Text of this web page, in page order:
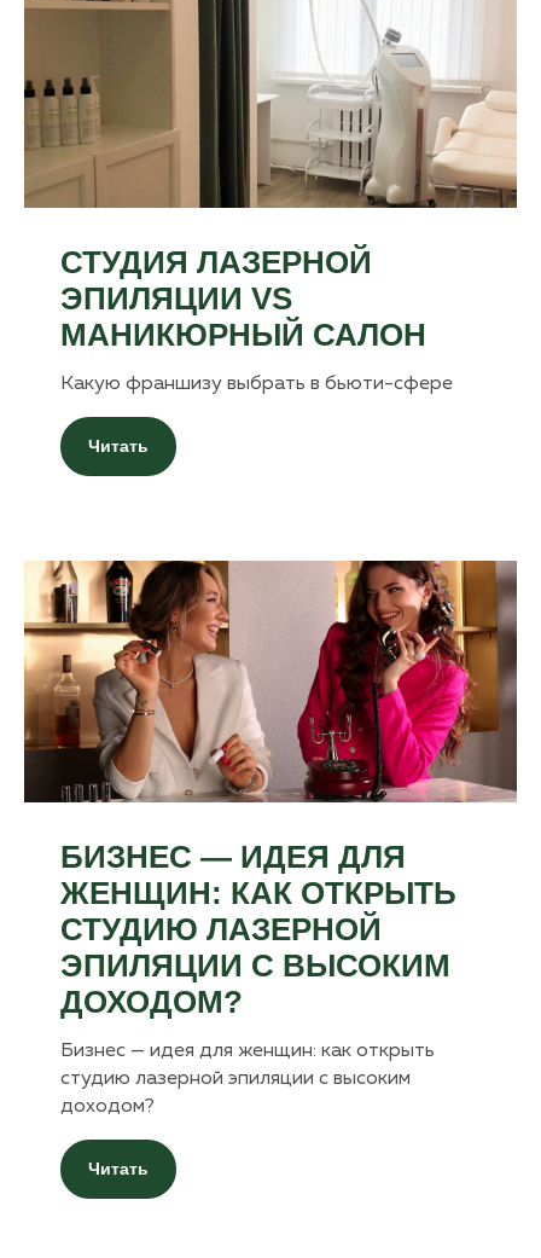
СТУДИЯ ЛАЗЕРНОЙ
ЭПИЛЯЦИИ VS
МАНИКЮРНЫЙ САЛОН
Какую франшизу выбрать в бьюти-сфере
Читать
БИЗНЕС — ИДЕЯ ДЛЯ
ЖЕНЩИН: КАК ОТКРЫТЬ
СТУДИЮ ЛАЗЕРНОЙ
ЭПИЛЯЦИИ С ВЫСОКИМ
ДОХОДОМ?
Бизнес — идея для женщин: как открыть
студию лазерной эпиляции с высоким
доходом?
Читать